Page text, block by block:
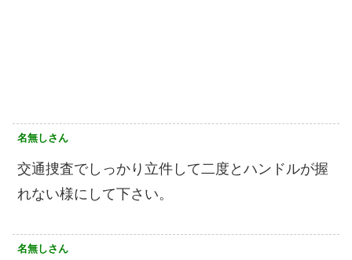
名無しさん
交通捜査でしっかり立件して二度とハンドルが握
れない様にして下さい。
名無しさん